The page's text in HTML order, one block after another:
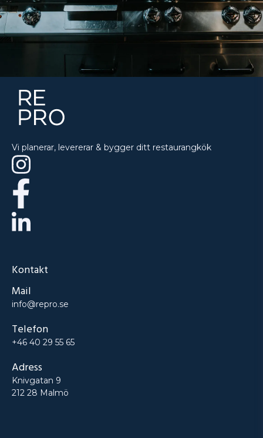
Vi planerar, levererar & bygger ditt restaurangkök
Kontakt
Mail
info@repro.se
Telefon
+46 40 29 55 65
Adress
Knivgatan 9
212 28 Malmö